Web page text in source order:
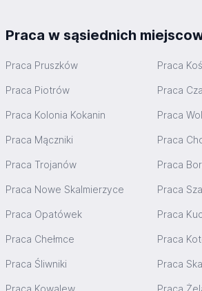
Praca w sąsiednich
Praca Pruszków Praca
Praca Piotrów Praca
Praca Kolonia Kokanin Praca
Praca Mączniki Praca
Praca Trojanów Praca
Praca Nowe Skalmierzyce Praca
Praca Opatówek Praca
Praca Chełmce Praca
Praca Śliwniki Praca